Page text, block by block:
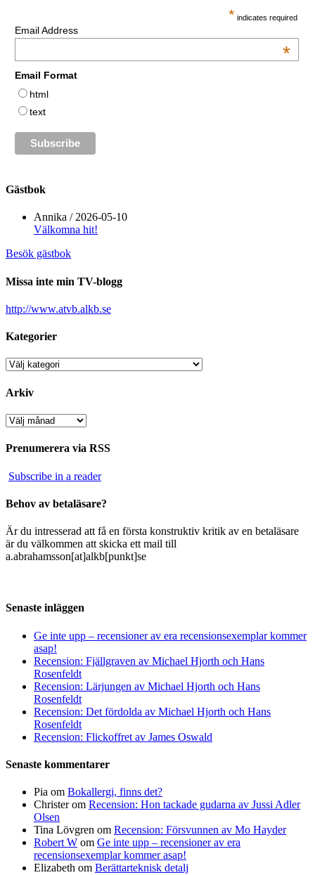
* indicates required
Email Address
*
Email Format
html
text
Gästbok
Annika / 2026-05-10
Välkomna hit!
Besök gästbok
Missa inte min TV-blogg
http://www.atvb.alkb.se
Kategorier
Kategorier
Arkiv
Arkiv
Prenumerera via RSS
Subscribe in a reader
Behov av betaläsare?
Är du intresserad att få en första konstruktiv kritik av en betaläsare
är du välkommen att skicka ett mail till
a.abrahamsson[at]alkb[punkt]se
Senaste inläggen
Ge inte upp – recensioner av era recensionsexemplar kommer
asap!
Recension: Fjällgraven av Michael Hjorth och Hans
Rosenfeldt
Recension: Lärjungen av Michael Hjorth och Hans
Rosenfeldt
Recension: Det fördolda av Michael Hjorth och Hans
Rosenfeldt
Recension: Flickoffret av James Oswald
Senaste kommentarer
Pia om Bokallergi, finns det?
Christerom Recension: Hon tackade gudarna av Jussi Adler
Olsen
Tina Lövgren om Recension: Försvunnen av Mo Hayder
Robert W om Ge inte upp – recensioner av era
recensionsexemplar kommer asap!
Elizabeth om Berättarteknisk detalj